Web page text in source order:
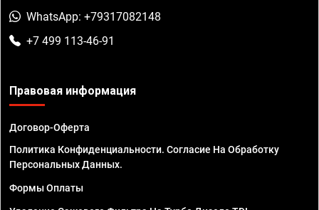
WhatsApp: +79317082148
+7 499 113-46-91
Правовая информация
Договор-Оферта
Политика Конфиденциальности. Согласие На Обработку
Персональных Данных.
Формы Оплаты